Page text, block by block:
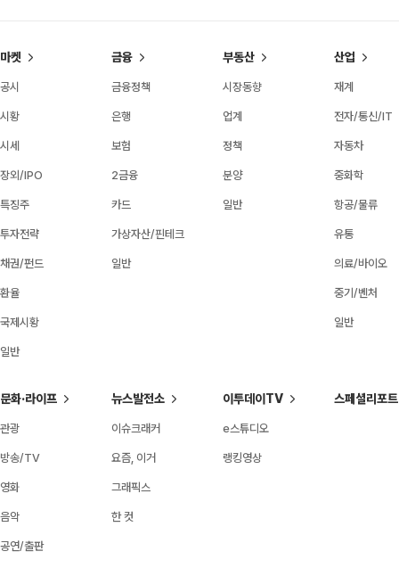
마켓
공시
시황
시세
장외/IPO
특징주
투자전략
채권/펀드
환율
국제시황
일반
금융
금융정책
은행
보험
2금융
카드
가상자산/핀테크
일반
부동산
시장동향
업계
정책
분양
일반
산업
재계
전자/통신/IT
자동차
중화학
항공/물류
유통
의료/바이오
중기/벤처
일반
문화·라이프
관광
방송/TV
영화
음악
공연/출판
뉴스발전소
이슈크래커
요즘, 이거
그래픽스
한 컷
이투데이TV
e스튜디오
랭킹영상
스페셜리포트